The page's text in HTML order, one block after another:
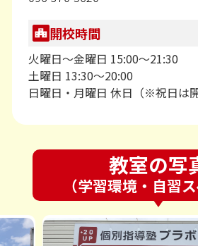
開校時間
火曜日～金曜日 15:00～21:30
土曜日 13:30～20:00
日曜日・月曜日 休日（※祝日は開
教室の写
（学習環境・自習ス